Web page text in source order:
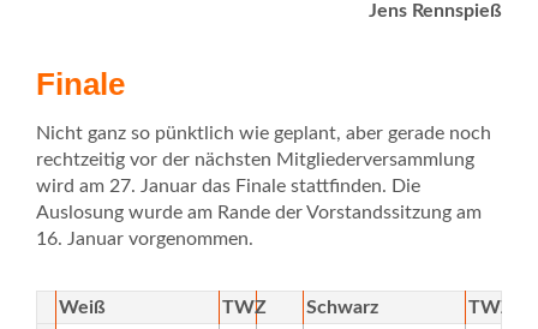
Jens Rennspieß
Finale
Nicht ganz so pünktlich wie geplant, aber gerade noch
rechtzeitig vor der nächsten Mitgliederversammlung
wird am 27. Januar das Finale stattfinden. Die
Auslosung wurde am Rande der Vorstandssitzung am
16. Januar vorgenommen.
Weiß TWZ Schwarz
TWZ